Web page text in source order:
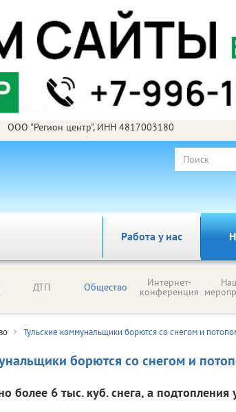
ООО "Регион центр", ИНН 4817003180
Работа у нас
ДТП Общество Интернет-
конференция
Тульские коммунальщики борются со снегом и
борются со снегом и
более 6 тыс. куб. снега, а подтопления